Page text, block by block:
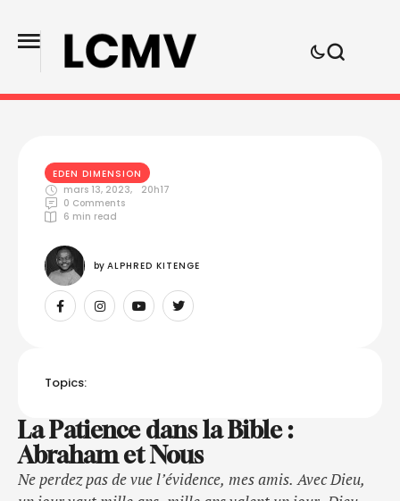
EDEN DIMENSION
mars 13, 2023,
20h17
0 Comments
6 min read
by ALPHRED KITENGE
Topics:
La Patience dans la Bible :
Abraham et Nous
Ne perdez pas de vue l’évidence, mes amis. Avec Dieu,